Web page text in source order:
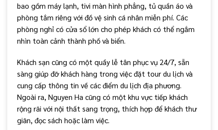
bao gồm máy lạnh, tivi màn hình phẳng, tủ quần áo và
phòng tắm riêng với đồ vệ sinh cá nhân miễn phí. Các
phòng nghỉ có cửa sổ lớn cho phép khách có thể ngắm
nhìn toàn cảnh thành phố và biển.
Khách sạn cũng có một quầy lễ tân phục vụ 24/7, sẵn
sàng giúp đỡ khách hàng trong việc đặt tour du lịch và
cung cấp thông tin về các điểm du lịch địa phương.
Ngoài ra, Nguyen Ha cũng có một khu vực tiếp khách
rộng rãi với nội thất sang trọng, thích hợp để khách thư
giãn, đọc sách hoặc làm việc.